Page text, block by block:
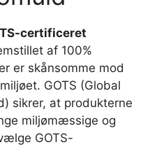
certificeret
af 100%
er skånsomme mod
GOTS (Global
sikrer, at produkterne
miljømæssige og
GOTS-